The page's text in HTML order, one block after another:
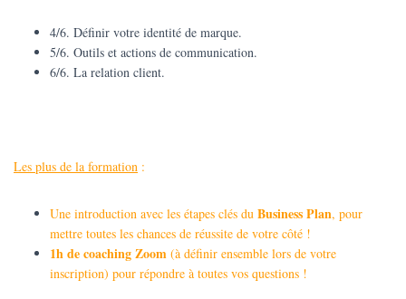
4/6. Définir votre identité de marque.
5/6. Outils et actions de communication.
6/6. La relation client.
Les plus de la formation :
Une introduction avec les étapes clés du Business Plan, pour
mettre toutes les chances de réussite de votre côté !
1h de coaching Zoom (à définir ensemble lors de votre
inscription) pour répondre à toutes vos questions !